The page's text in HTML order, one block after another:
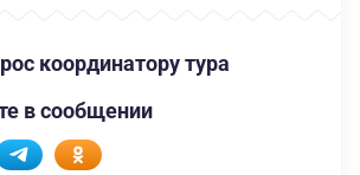
координатору тура
в сообщении